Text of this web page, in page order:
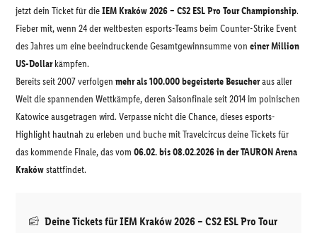
jetzt dein Ticket für dieIEM Kraków 2026 – CS2 ESL Pro Tour Championship.
Fieber mit, wenn 24 der weltbesten esports-Teams beim Counter-Strike Event
des Jahres um eine beeindruckende Gesamtgewinnsumme von einer Million
US-Dollarkämpfen.
Bereits seit 2007 verfolgen mehr als 100.000 begeisterte Besucheraus aller
Welt die spannenden Wettkämpfe, deren Saisonfinale seit 2014 im polnischen
Katowice ausgetragen wird. Verpasse nicht die Chance, dieses esports-
Highlight hautnah zu erleben und buche mit Travelcircus deine Tickets für
das kommende Finale, das vom 06.02. bis 08.02.2026 in der TAURON Arena
Krakówstattfindet.
Deine Tickets für IEM Kraków 2026 – CS2 ESL Pro Tour